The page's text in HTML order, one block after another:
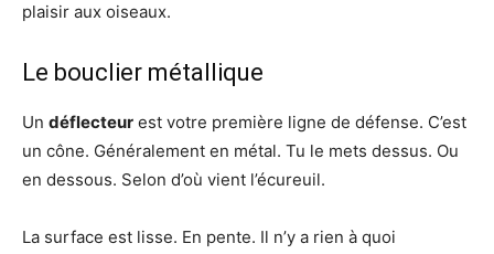
plaisir aux oiseaux.
Le bouclier métallique
Un déflecteur est votre première ligne de défense. C’est
un cône. Généralement en métal. Tu le mets dessus. Ou
en dessous. Selon d’où vient l’écureuil.
La surface est lisse. En pente. Il n’y a rien à quoi